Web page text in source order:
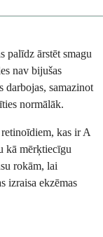
palīdz ārstēt smagu
nav bijušas
darbojas, samazinot
normālāk.
kas ir A
kā mērķtiecīgu
rokām, lai
izraisa ekzēmas